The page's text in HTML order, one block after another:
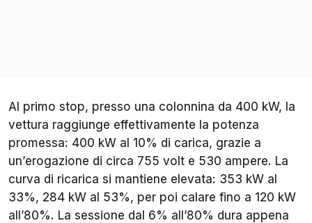
Al primo stop, presso una colonnina da 400 kW, la
vettura raggiunge effettivamente la potenza
promessa: 400 kW al 10% di carica, grazie a
un’erogazione di circa 755 volt e 530 ampere. La
curva di ricarica si mantiene elevata: 353 kW al
33%, 284 kW al 53%, per poi calare fino a 120 kW
all’80%. La sessione dal 6% all’80% dura appena